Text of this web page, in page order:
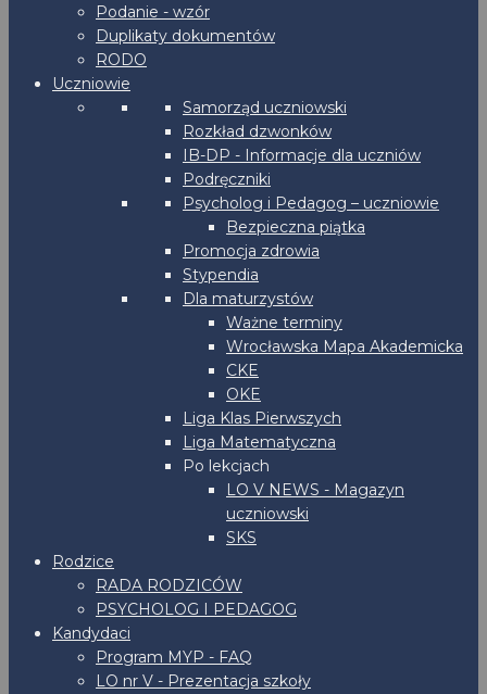
Podanie - wzór
Duplikaty dokumentów
RODO
Uczniowie
Samorząd uczniowski
Rozkład dzwonków
IB-DP - Informacje dla uczniów
Podręczniki
Psycholog i Pedagog – uczniowie
Bezpieczna piątka
Promocja zdrowia
Stypendia
Dla maturzystów
Ważne terminy
Wrocławska Mapa Akademicka
CKE
OKE
Liga Klas Pierwszych
Liga Matematyczna
Po lekcjach
LO V NEWS - Magazyn
uczniowski
SKS
Rodzice
RADA RODZICÓW
PSYCHOLOG I PEDAGOG
Kandydaci
Program MYP - FAQ
LO nr V - Prezentacja szkoły